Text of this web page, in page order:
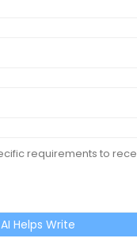
AI Helps Write